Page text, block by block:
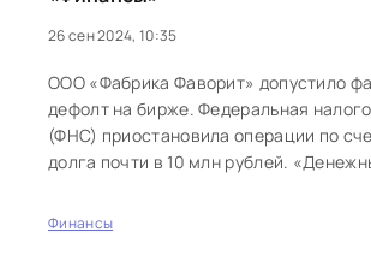
26 сен 2024, 10:35
ООО «Фабрика Фаворит» допустило
дефолт на бирже. Федеральная
(ФНС) приостановила операции по
долга почти в 10 млн рублей.
Финансы